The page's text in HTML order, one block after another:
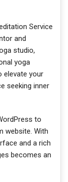
Service
and
studio,
yoga
elevate your
seeking inner
to
website. With
and a rich
becomes an